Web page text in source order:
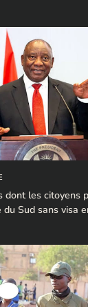
dont les citoyens
du Sud sans visa